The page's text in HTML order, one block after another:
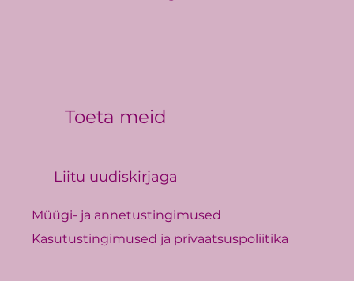
Toeta meid
Liitu uudiskirjaga
Müügi- ja annetustingimused
Kasutustingimused ja privaatsuspoliitika